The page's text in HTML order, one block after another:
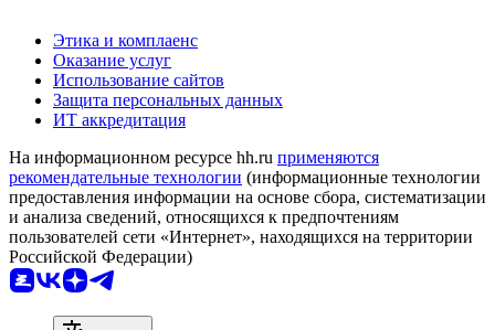
Этика и комплаенс
Оказание услуг
Использование сайтов
Защита персональных данных
ИТ аккредитация
На информационном ресурсе hh.ru применяются
рекомендательные технологии (информационные технологии
предоставления информации на основе сбора, систематизации
и анализа сведений, относящихся к предпочтениям
пользователей сети «Интернет», находящихся на территории
Российской Федерации)